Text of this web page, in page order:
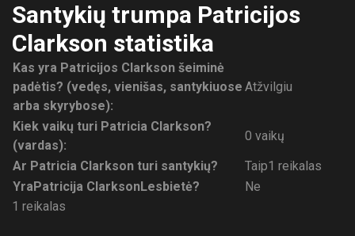
Santykių trumpa Patricijos
Clarkson statistika
Kas yra Patricijos Clarkson šeiminė
padėtis? (vedęs, vienišas, santykiuose
arba skyrybose):
Atžvilgiu
Kiek vaikų turi Patricia Clarkson?
(vardas):
0 vaikų
Ar Patricia Clarkson turi santykių?
Taip1 reikalas
YraPatricija ClarksonLesbietė?
Ne
1 reikalas